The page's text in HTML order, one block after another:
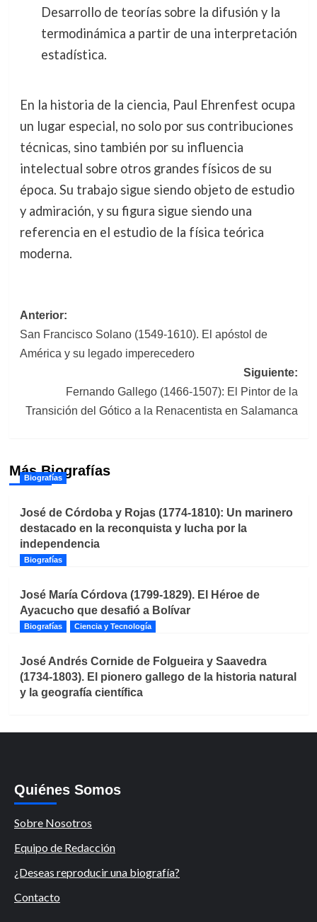
Desarrollo de teorías sobre la difusión y la
termodinámica a partir de una interpretación
estadística.
En la historia de la ciencia, Paul Ehrenfest ocupa
un lugar especial, no solo por sus contribuciones
técnicas, sino también por su influencia
intelectual sobre otros grandes físicos de su
época. Su trabajo sigue siendo objeto de estudio
y admiración, y su figura sigue siendo una
referencia en el estudio de la física teórica
moderna.
Navegación
de
entradas
Anterior:
San Francisco Solano (1549-1610). El apóstol de
América y su legado imperecedero
Siguiente:
Fernando Gallego (1466-1507): El Pintor de la
Transición del Gótico a la Renacentista en Salamanca
Más Biografías
Biografías
José de Córdoba y Rojas (1774-1810): Un marinero
destacado en la reconquista y lucha por la
independencia
Biografías
José María Córdova (1799-1829). El Héroe de
Ayacucho que desafió a Bolívar
Biografías Ciencia y Tecnología
José Andrés Cornide de Folgueira y Saavedra
(1734-1803). El pionero gallego de la historia natural
y la geografía científica
Quiénes Somos
Sobre Nosotros
Equipo de Redacción
¿Deseas reproducir una biografía?
Contacto